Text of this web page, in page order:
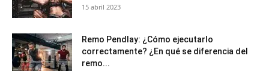
15 abril 2023
Remo Pendlay: ¿Cómo ejecutarlo
correctamente? ¿En qué se diferencia del
remo...